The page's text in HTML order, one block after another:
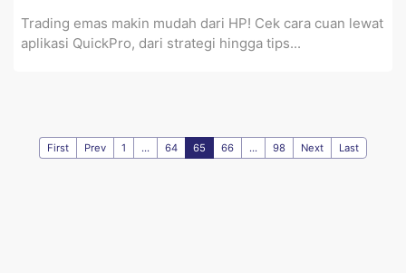
Trading emas makin mudah dari HP! Cek cara cuan lewat
aplikasi QuickPro, dari strategi hingga tips...
First Prev 1 ... 64 65 66 ... 98 Next Last